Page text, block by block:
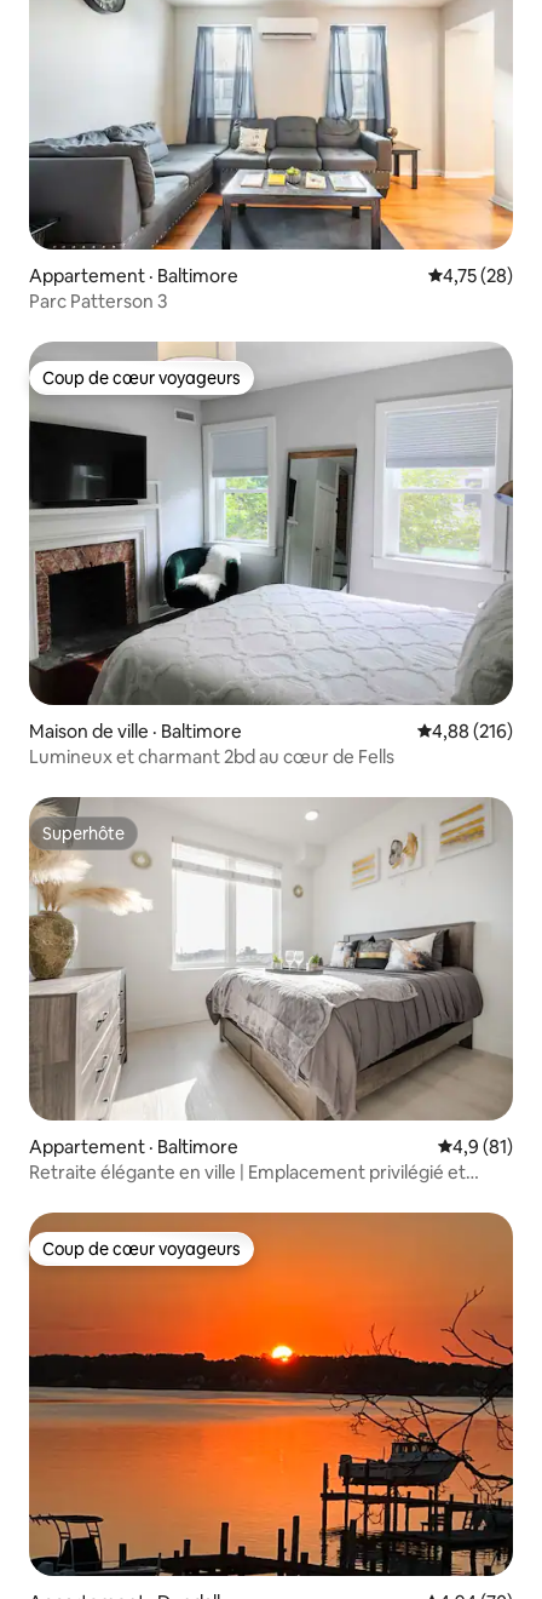
Appartement · Baltimore Note
4,75 (28)
Parc Patterson 3
Coup de cœur voyageurs
Coup de cœur voyageurs
Maison de ville · Baltimore Note
4,88 (216)
Lumineux et charmant 2bd au cœur de Fells
Superhôte
Superhôte
Appartement · Baltimore Note
4,9 (81)
Retraite élégante en ville | Emplacement privilégié et
Coup de cœur voyageurs
Coup de cœur voyageurs